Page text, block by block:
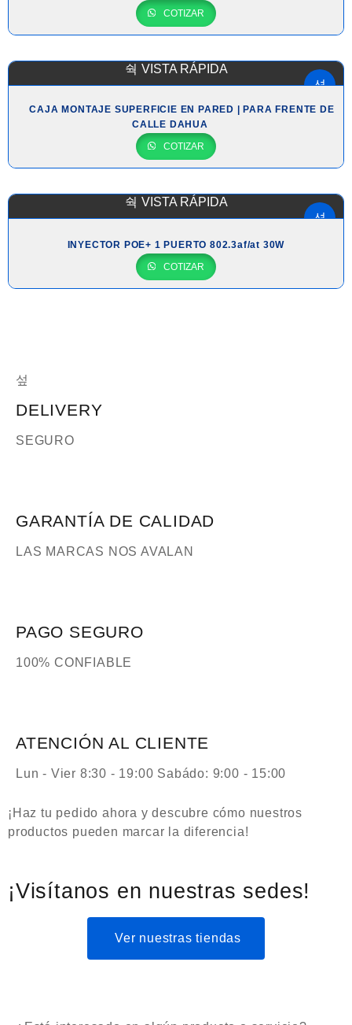
COTIZAR
VISTA RÁPIDA
CAJA MONTAJE SUPERFICIE EN PARED | PARA FRENTE DE
CALLE DAHUA
COTIZAR
VISTA RÁPIDA
INYECTOR POE+ 1 PUERTO 802.3af/at 30W
COTIZAR
DELIVERY
SEGURO
GARANTÍA DE CALIDAD
LAS MARCAS NOS AVALAN
PAGO SEGURO
100% CONFIABLE
ATENCIÓN AL CLIENTE
Lun - Vier 8:30 - 19:00 Sabádo: 9:00 - 15:00
¡Haz tu pedido ahora y descubre cómo nuestros
productos pueden marcar la diferencia!
¡Visítanos en nuestras sedes!
Ver nuestras tiendas